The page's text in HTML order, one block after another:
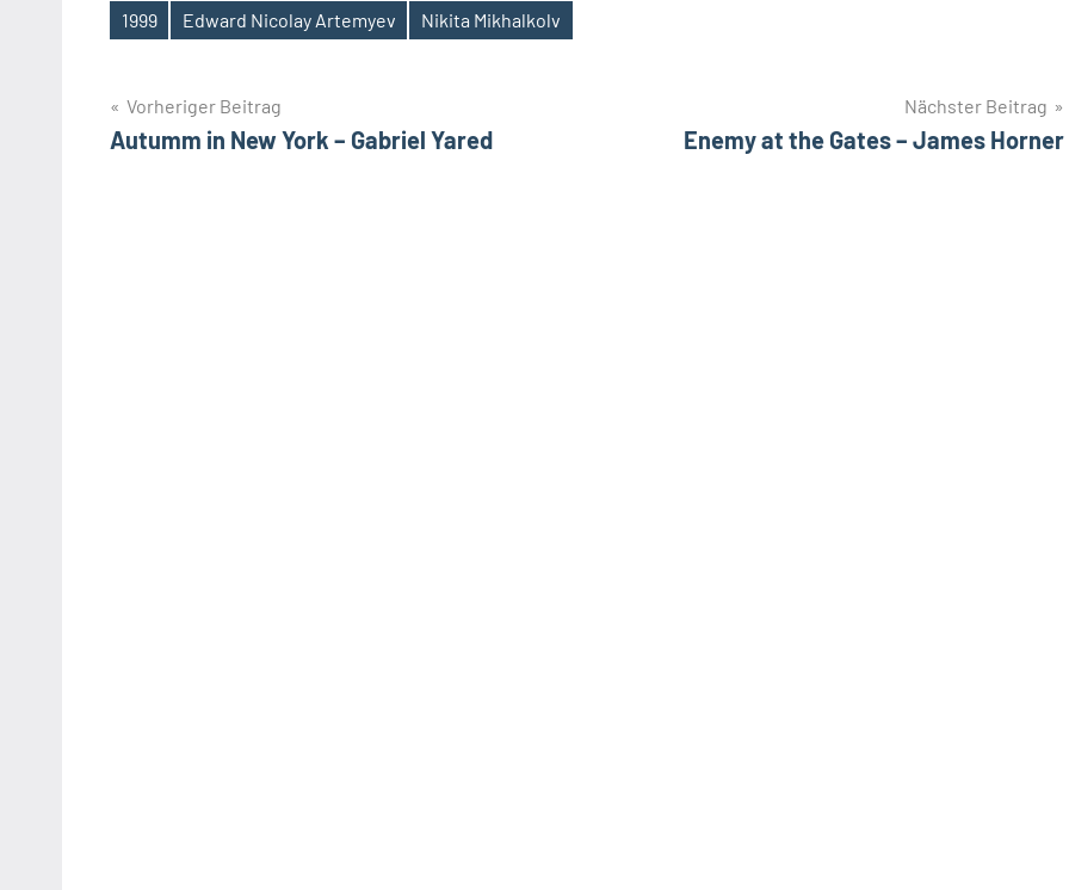
Schlagwörter
1999 Edward Nicolay Artemyev Nikita Mikhalkolv
Beitragsnavigation
Vorheriger Beitrag
Autumm in New York – Gabriel Yared
Nächster Beitrag
Enemy at the Gates – James Horner